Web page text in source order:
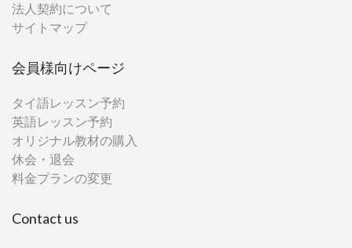
法人契約について
サイトマップ
会員様向けページ
タイ語レッスン予約
英語レッスン予約
オリジナル教材の購入
休会・退会
料金プランの変更
Contact us